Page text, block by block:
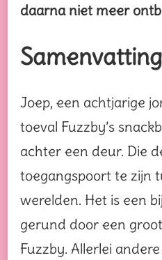
daarna niet meer
Joep, een achtjarige
toeval Fuzzby’s
achter een deur. Die
toegangspoort te zijn
werelden. Het is een
gerund door een
Fuzzby. Allerlei